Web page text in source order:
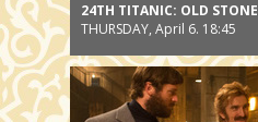
24TH TITANIC: OLD STONE
THURSDAY, April 6. 18:45